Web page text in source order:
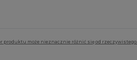
produktu może nieznacznie różnić się od rzeczywistego.